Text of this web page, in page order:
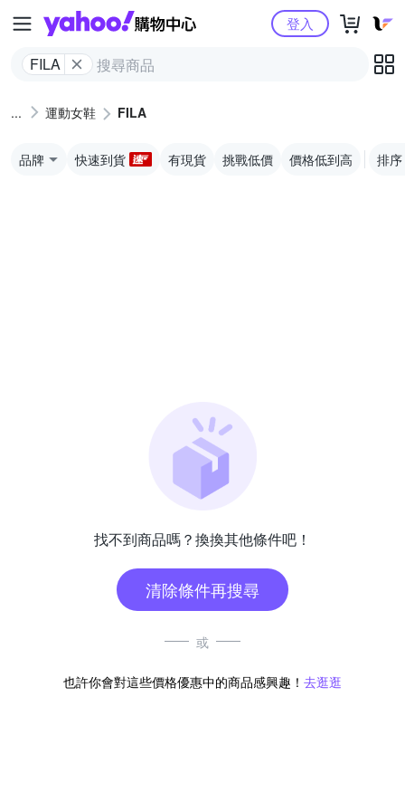
Yahoo購物中心
FILA
登入
運動女鞋 FILA
品牌 快速到貨 有現貨 挑戰低價 價格低到高 排序
找不到商品嗎？換換其他條件吧！
清除條件再搜尋
或
也許你會對這些價格優惠中的商品感興趣！ 去逛逛